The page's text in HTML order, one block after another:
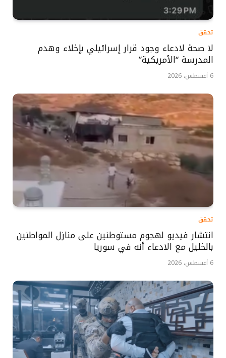
تحقق
لا صحة لادعاء وجود قرار إسرائيلي بإخلاء وهدم
المدرسة “الأمريكية”
6 أغسطس، 2026
تحقق
انتشار فيديو لهجوم مستوطنين على منازل المواطنين
بالخليل مع الادعاء أنه في سوريا
6 أغسطس، 2026